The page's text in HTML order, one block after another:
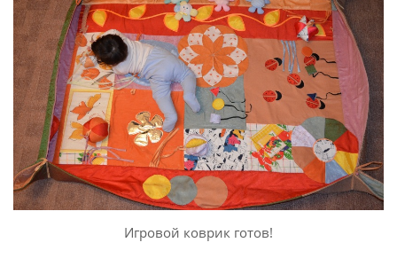
Игровой коврик готов!